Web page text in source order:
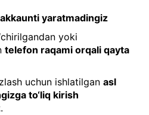
yaratmadingiz
yoki
telefon raqami orqali qayta
uchun ishlatilgan asl
to‘liq kirish
.